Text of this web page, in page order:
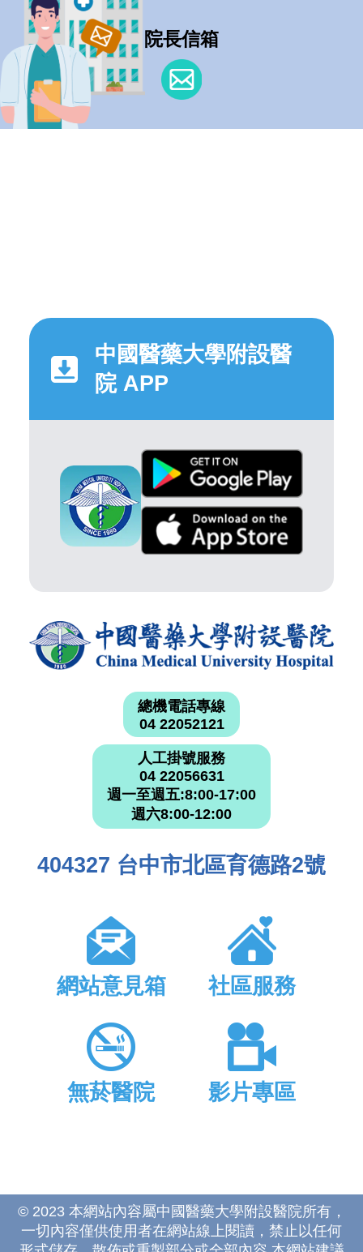
院長信箱
中國醫藥大學附設醫
院 APP
總機電話專線
04 22052121
人工掛號服務
04 22056631
週一至週五:8:00-17:00
週六8:00-12:00
404327 台中市北區育德路2號
網站意見箱 社區服務
無菸醫院 影片專區
© 2023 本網站內容屬中國醫藥大學附設醫院所有，
一切內容僅供使用者在網站線上閱讀，禁止以任何